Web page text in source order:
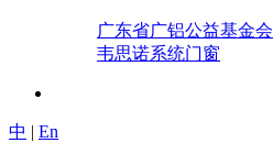
广东省广铝公益基金会
韦思诺系统门窗
中 | En